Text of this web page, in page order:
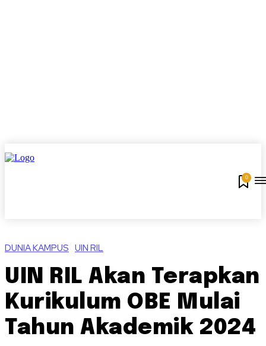
0
DUNIA KAMPUS UIN RIL
UIN RIL Akan Terapkan
Kurikulum OBE Mulai
Tahun Akademik 2024